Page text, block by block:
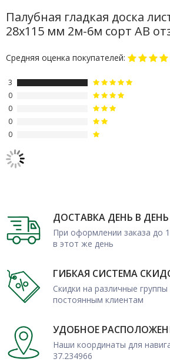
Палубная гладкая доска
28х115 мм 2м-6м сорт АВ
Средняя оценка покупателей:
3
0
0
0
0
ДОСТАВКА ДЕНЬ В ДЕНЬ
При оформлении заказа до
в этот же день
ГИБКАЯ СИСТЕМА
Скидки на различные
постоянным клиентам
УДОБНОЕ
Наши координаты для
37.234966